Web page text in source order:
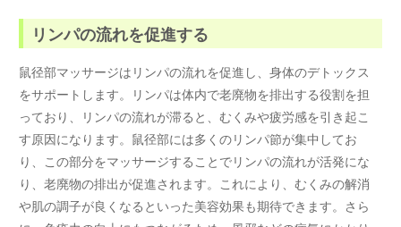
リンパの流れを促進する
鼠径部マッサージはリンパの流れを促進し、身体のデトックス
をサポートします。リンパは体内で老廃物を排出する役割を担
っており、リンパの流れが滞ると、むくみや疲労感を引き起こ
す原因になります。鼠径部には多くのリンパ節が集中してお
り、この部分をマッサージすることでリンパの流れが活発にな
り、老廃物の排出が促進されます。これにより、むくみの解消
や肌の調子が良くなるといった美容効果も期待できます。さら